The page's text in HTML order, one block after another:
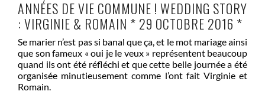
ANNÉES DE VIE COMMUNE ! WEDDING STORY
: VIRGINIE & ROMAIN * 29 OCTOBRE 2016 *
Se marier n’est pas si banal que ça, et le mot mariage ainsi
que son fameux « oui je le veux » représentent beaucoup
quand ils ont été réfléchi et que cette belle journée a été
organisée minutieusement comme l’ont fait Virginie et
Romain.